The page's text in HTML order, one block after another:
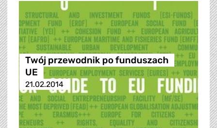
Twój przewodnik po funduszach
UE
21.02.2014